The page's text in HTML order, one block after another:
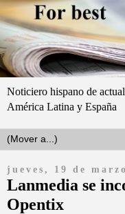
Noticiero hispano de
América Latina y España
jueves, 19 de
Lanmedia se
Opentix